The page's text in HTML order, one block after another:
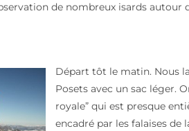
de nombreux isards autour
Départ tôt le matin. Nous
Posets avec un sac léger.
royale” qui est presque
encadré par les falaises de